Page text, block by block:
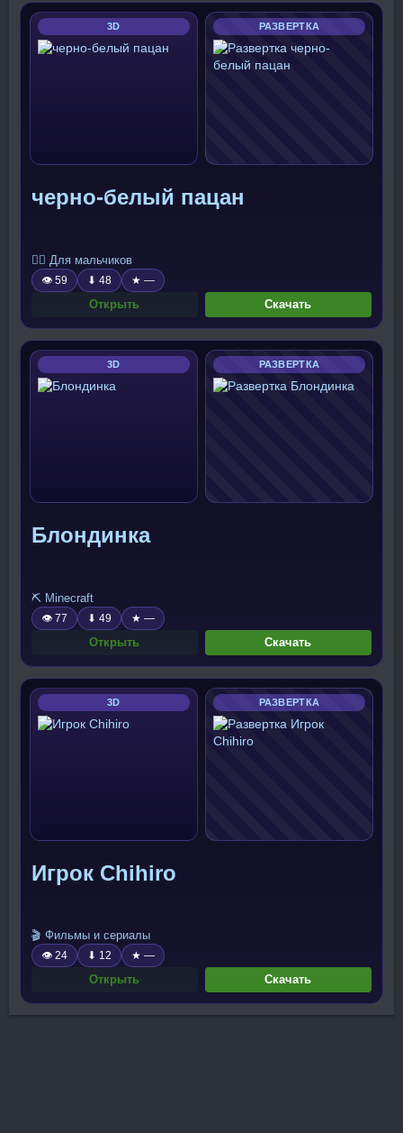
3D РАЗВЕРТКА
черно-белый пацан
🧍‍♂️ Для мальчиков
👁 59 ⬇ 48 ★ —
Открыть Скачать
3D РАЗВЕРТКА
Блондинка
⛏️ Minecraft
👁 77 ⬇ 49 ★ —
Открыть Скачать
3D РАЗВЕРТКА
Игрок Chihiro
🎬 Фильмы и сериалы
👁 24 ⬇ 12 ★ —
Открыть Скачать